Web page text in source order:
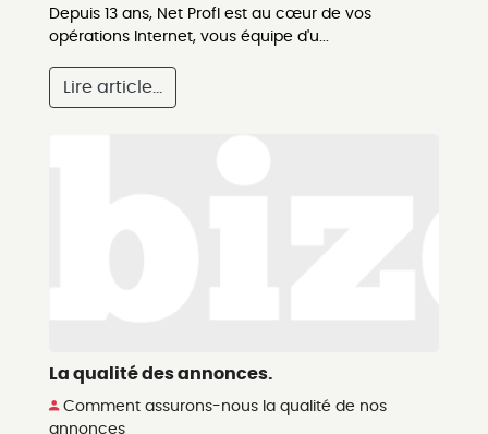
Depuis 13 ans, Net Profl est au cœur de vos
opérations Internet, vous équipe d'u...
Lire article...
La qualité des annonces.
Comment assurons-nous la qualité de nos
annonces